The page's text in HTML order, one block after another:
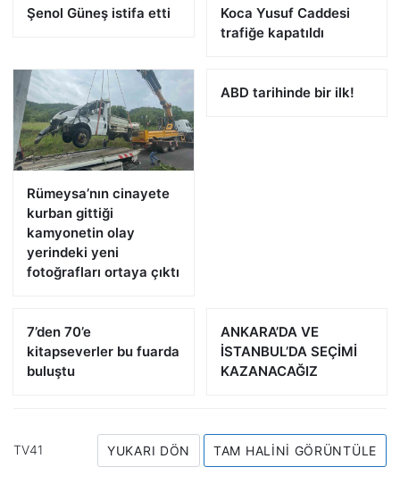
Şenol Güneş istifa etti
Koca Yusuf Caddesi
trafiğe kapatıldı
Rümeysa’nın cinayete
kurban gittiği
kamyonetin olay
yerindeki yeni
fotoğrafları ortaya çıktı
ABD tarihinde bir ilk!
7’den 70’e
kitapseverler bu fuarda
buluştu
ANKARA’DA VE
İSTANBUL’DA SEÇİMİ
KAZANACAĞIZ
TV41 YUKARI DÖN TAM HALINI GÖRÜNTÜLE